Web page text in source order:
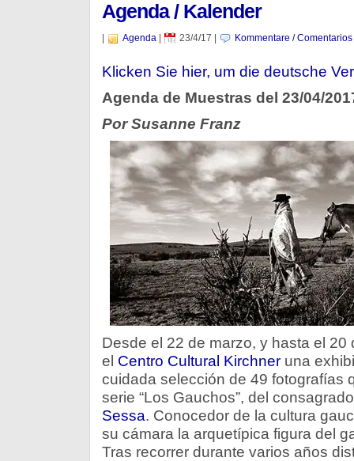
Agenda / Kalender
Agenda| 23/4/17 Kommentare / Comentarios
Klicken Sie hier, um die deutsche
Agenda de Muestras del 23/04/
Por Susanne Franz
Desde el 22 de marzo, y hasta el 20
el Centro Cultural Kirchneruna
cuidada selección de 49 fotografías
serie “Los Gauchos”, del
Sessa. Conocedor de la cultura
su cámara la arquetípica figura del
Tras recorrer durante varios años